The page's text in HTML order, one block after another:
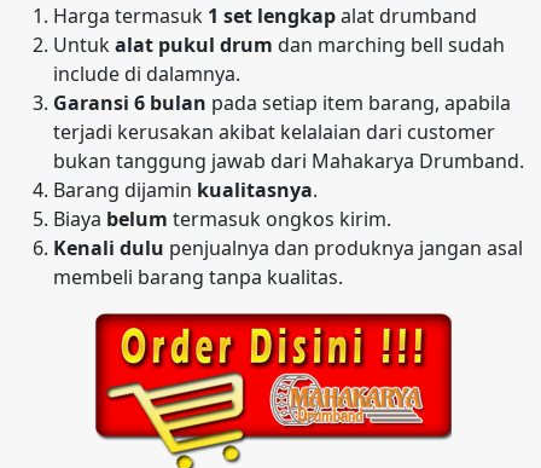
Harga termasuk 1 set lengkapalat drumband
Untukalat pukul drum dan marching bell sudah
include di dalamnya.
Garansi 6 bulan pada setiap item barang, apabila
terjadi kerusakan akibat kelalaian dari customer
bukan tanggung jawab dari Mahakarya Drumband.
Barang dijamin kualitasnya.
Biaya belum termasuk ongkos kirim.
Kenali dulu penjualnya dan produknya jangan asal
membeli barang tanpa kualitas.